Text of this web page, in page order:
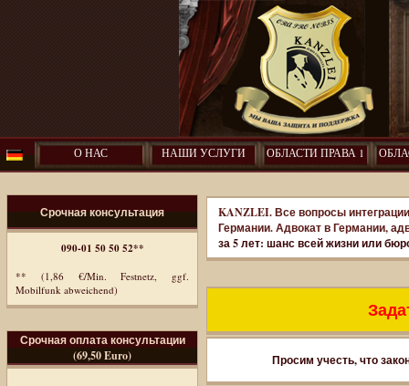
О НАС НАШИ УСЛУГИ ОБЛАСТИ ПРАВА 1
Срочная консультация
090-01 50 50 52**
** (1,86 €/Min. Festnetz, ggf.
Mobilfunk abweichend)
Срочная оплата консультации
(69,50 Euro)
KANZLEI. Все вопросы
Германии. Адвокат в Германии,
за 5 лет: шанс всей жизни или
Просим учесть, что